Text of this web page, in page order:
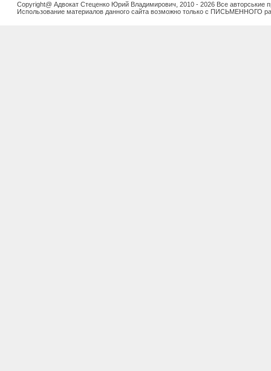
Copyright@ Адвокат Стеценко Юрий Владимирович, 2010 - 2026 Все авторськие
Использование материалов данного сайта возможно только с ПИСЬМЕННОГО